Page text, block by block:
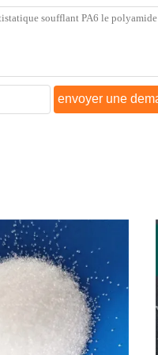
envoyer une